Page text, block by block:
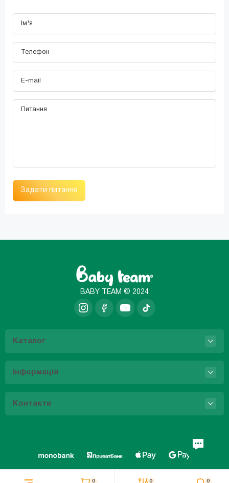
0 0 0
Задати питання
BABY TEAM © 2024
Каталог
Інформація
Контакти